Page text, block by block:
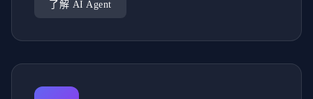
了解 AI Agent